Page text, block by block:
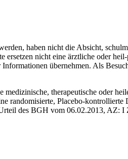
haben nicht die Absicht,
nicht eine ärztliche oder
übernehmen. Als
therapeutische oder
randomisierte, Placebo-
des BGH vom 06.02.2013, AZ: